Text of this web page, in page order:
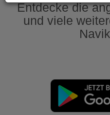
Entdecke die
und viele